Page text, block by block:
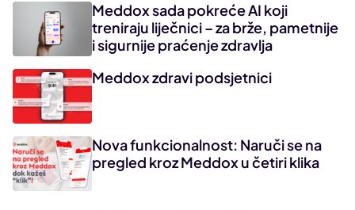
Meddox sada pokreće AI koji
treniraju liječnici – za brže, pametnije
i sigurnije praćenje zdravlja
Meddox zdravi podsjetnici
Nova funkcionalnost: Naruči se na
pregled kroz Meddox u četiri klika